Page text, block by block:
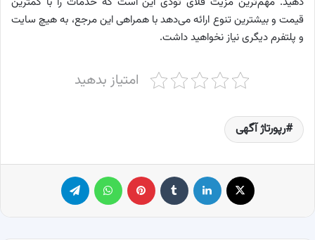
قیمت و بیشترین تنوع ارائه می‌دهد با همراهی این مرجع، به هیچ سایت
و پلتفرم دیگری نیاز نخواهید داشت.
امتیاز بدهید
رپورتاژ آگهی
لینکدین ‫تامبلر پینترست